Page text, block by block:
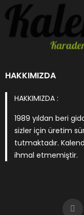
HAKKIMIZDA
HAKKIMIZDA :
1989 yıldan beri
sizler için üretim
tutmaktadır.
ihmal etmemiştir.